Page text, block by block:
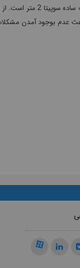
قابل اشتعال بوده و دارای
عدم بوجود آمدن